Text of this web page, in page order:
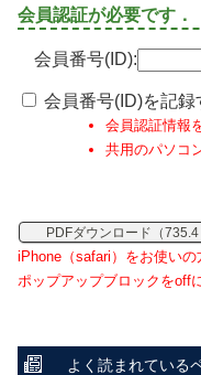
会員認証が必要です．
会員番号(ID):
会員番号(ID)を記録
会員認証情報
共用のパソコ
PDFダウンロード（735.4
iPhone（safari）をお使い
ポップアップブロックをoff
よく読まれている